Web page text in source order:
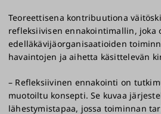
Teoreettisena kontribuutiona
refleksiivisen ennakointimallin, joka
edelläkävijäorganisaatioiden
havaintojen ja aihetta käsittelevän
– Refleksiivinen ennakointi on
muotoiltu konsepti. Se kuvaa
lähestymistapaa, jossa toiminnan